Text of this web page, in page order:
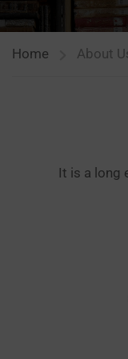
Home About
It is a long